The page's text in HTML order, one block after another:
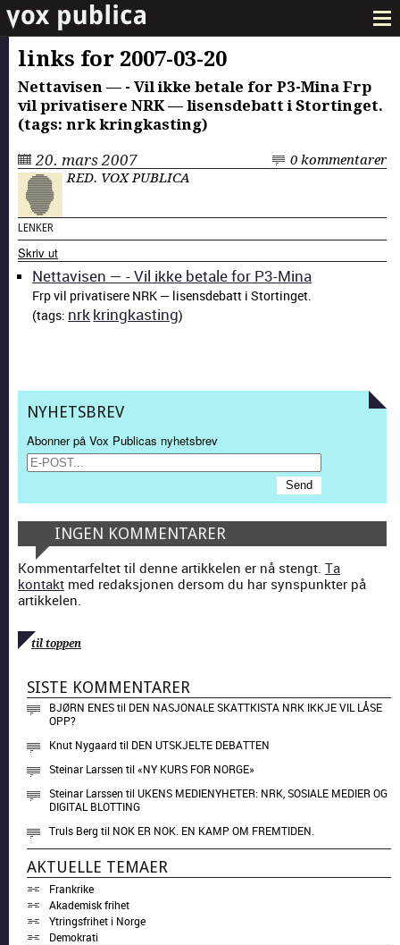
links for 2007-03-20
Net­tavisen — - Vil ikke betale for P3-Mina Frp
vil pri­va­tis­ere NRK — lisens­de­batt i Stortinget.
(tags: nrk kringkast­ing)
20. mars 2007
0 kommentarer
RED. VOX PUBLICA
LENKER
Skriv ut
Net­tavisen — - Vil ikke betale for P3-Mina
Frp vil pri­va­tis­ere NRK — lisens­de­batt i Stortinget.
(tags: nrkkringkast­ing)
NYHETSBREV
Abonner på Vox Publicas nyhetsbrev
INGEN KOMMENTARER
Kommentarfeltet til denne artikkelen er nå stengt. Ta
kontakt med redaksjonen dersom du har synspunkter på
artikkelen.
til toppen
SISTE KOMMENTARER
BJØRN ENEStil DEN NASJONALE SKATTKISTA NRK IKKJE VIL LÅSE
OPP?
Knut Nygaard til DEN UTSKJELTE DEBATTEN
Steinar Larssen til«NY KURS FOR NORGE»
Steinar Larssen tilUKENS MEDIENYHETER: NRK, SOSIALE MEDIER OG
DIGITAL BLOTTING
Truls Berg til NOK ER NOK. EN KAMP OM FREMTIDEN.
AKTUELLE TEMAER
Frankrike
Akademisk frihet
Ytringsfrihet i Norge
Demokrati